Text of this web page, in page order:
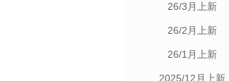
26/3月上新
26/2月上新
26/1月上新
2025/12月上新